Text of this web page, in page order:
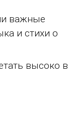
важные
и стихи о
высоко в